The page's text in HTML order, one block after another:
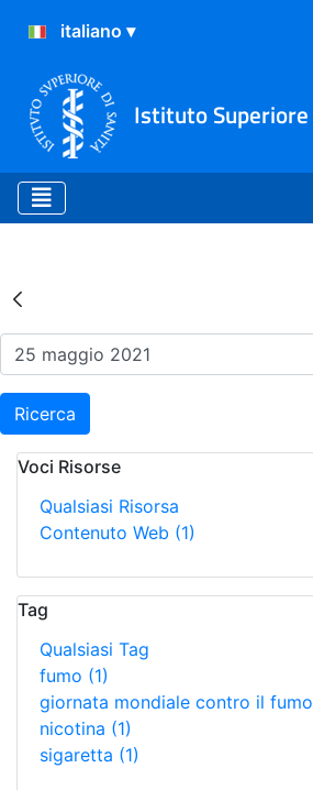
Istituto
Risultati della
Ricerca
Voci Risorse
Qualsiasi Risorsa
Contenuto Web (1)
Tag
Qualsiasi Tag
fumo (1)
giornata mondiale contro il fumo
nicotina (1)
sigaretta (1)